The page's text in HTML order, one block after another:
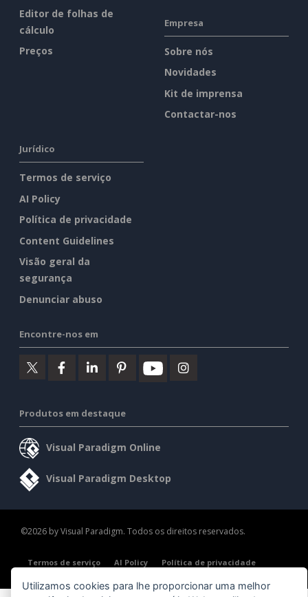
Editor de folhas de
cálculo
Preços
Empresa
Sobre nós
Novidades
Kit de imprensa
Contactar-nos
Jurídico
Termos de serviço
AI Policy
Política de privacidade
Content Guidelines
Visão geral da
segurança
Denunciar abuso
Encontre-nos em
Produtos em destaque
Visual Paradigm Online
Visual Paradigm Desktop
©2026 by Visual Paradigm. Todos os direitos reservados.
Termos de serviço AI Policy
Política de privacidade
Content Guidelines
Visão geral da segurança
Utilizamos cookies para lhe proporcionar uma melhor